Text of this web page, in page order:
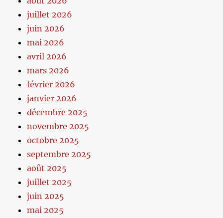
juillet 2026
juin 2026
mai 2026
avril 2026
mars 2026
février 2026
janvier 2026
décembre 2025
novembre 2025
octobre 2025
septembre 2025
août 2025
juillet 2025
juin 2025
mai 2025